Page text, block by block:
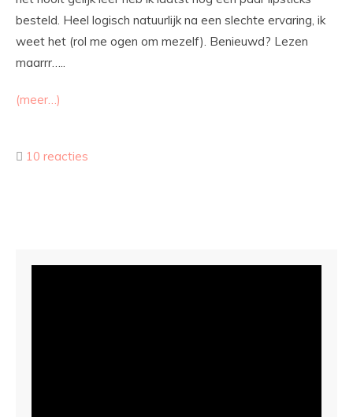
besteld. Heel logisch natuurlijk na een slechte ervaring, ik
weet het (rol me ogen om mezelf). Benieuwd? Lezen
maarrr…..
(meer…)
10 reacties